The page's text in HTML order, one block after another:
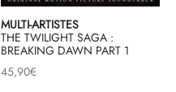
MULTI-ARTISTES
THE TWILIGHT SAGA :
BREAKING DAWN PART 1
45,90€